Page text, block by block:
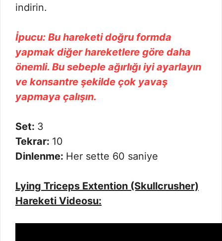
indirin.
İpucu: Bu hareketi doğru formda
yapmak diğer hareketlere göre daha
önemli. Bu sebeple ağırlığı iyi ayarlayın
ve konsantre şekilde çok yavaş
yapmaya çalışın.
Set: 3
Tekrar: 10
Dinlenme: Her sette 60 saniye
Lying Triceps Extention (Skullcrusher)
Hareketi Videosu: